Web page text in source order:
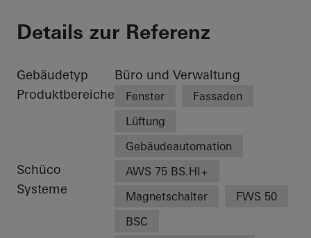
Details zur Referenz
Gebäudetyp
Büro und Verwaltung
Produktbereiche
Fenster
Fassaden
Lüftung
Gebäudeautomation
Schüco
Systeme
AWS 75 BS.HI+
Magnetschalter
FWS 50
BSC